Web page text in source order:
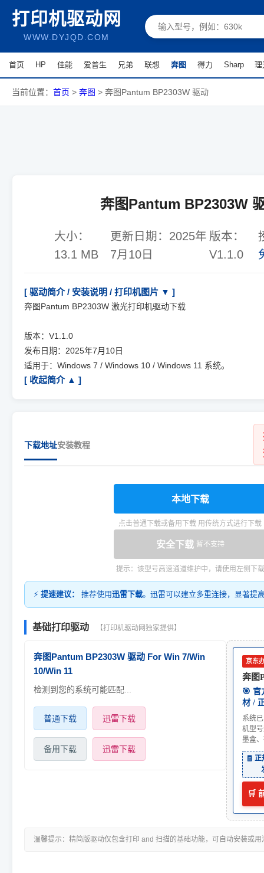
打印机驱动网
WWW.DYJQD.COM
首页 HP 佳能 爱普生 兄弟 联想 奔图 得力 Sharp 理
当前位置： 首页 > 奔图 > 奔图Pantum BP2303W 驱动
奔图Pantum BP2303W
大小：
13.1 MB
更新日期： 2025年
7月10日
版本：
V1.1.0
[ 驱动简介 / 安装说明 / 打印机图片 ▼ ]
奔图Pantum BP2303W 激光打印机驱动下载
版本：V1.1.0
发布日期：2025年7月10日
适用于：Windows 7 / Windows 10 / Windows 11 系统。
[ 收起简介 ▲ ]
下载地址安装教程
本地下载
点击普通下载或备用下载 用传统方式进行下载
安全下载 暂不支持
提示：该型号高速通道维护中，请使用左侧下载
⚡ 提速建议： 推荐使用迅雷下载。迅雷可以建立多重连接，显著提
基础打印驱动 【打印机驱动网独家提供】
奔图Pantum BP2303W 驱动 For Win 7/Win
10/Win 11
检测到您的系统可能匹配...
普通下载 迅雷下载
备用下载 迅雷下载
京东
奔图
🎯 官
材 /
系统
机型
墨盒
🧾
🛒
温馨提示：精简版驱动仅包含打印 and 扫描的基础功能，可自动安装或